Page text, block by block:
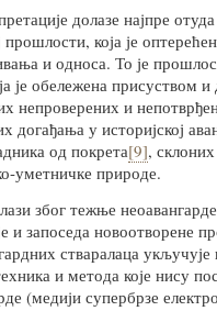
долазе најпре
која је
и односа. То је
је обележена присуством
непроверених и
догађања у историјској
од покрета[9],
уметничке природе.
због тежње
и запоседа новоотворене
стваралаца укључује
и метода које нису
(медији супербрзе